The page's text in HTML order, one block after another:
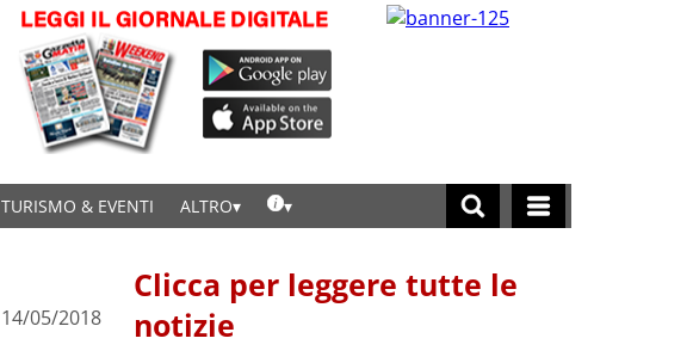
TURISMO & EVENTI ALTRO
14/05/2018
Clicca per leggere tutte le
notizie